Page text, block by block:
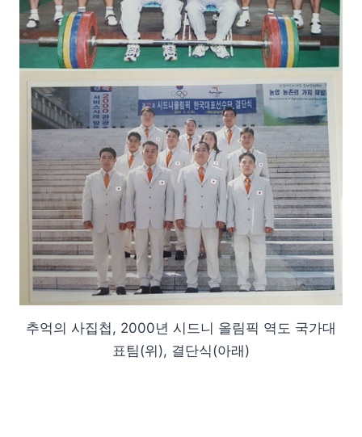
추억의 사집첩, 2000년 시드니 올림픽 역도 국가대
표팀(위), 결단식(아래)